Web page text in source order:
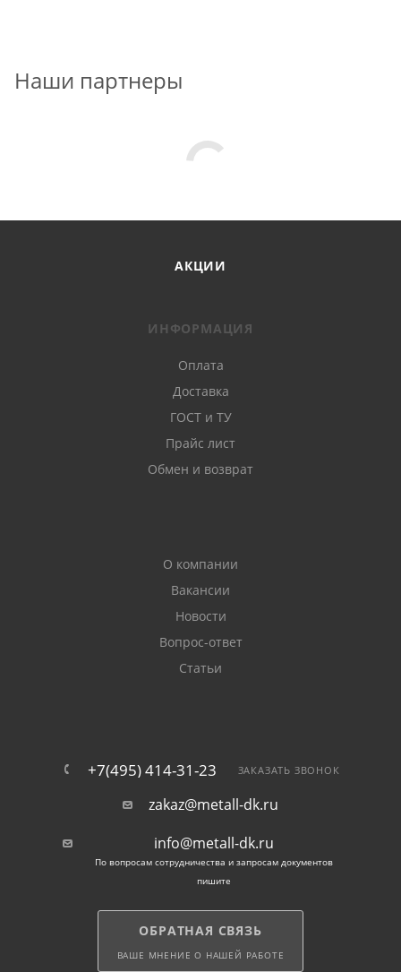
Наши партнеры
АКЦИИ
ИНФОРМАЦИЯ
Оплата
Доставка
ГОСТ и ТУ
Прайс лист
Обмен и возврат
О компании
Вакансии
Новости
Вопрос-ответ
Статьи
+7(495) 414-31-23 ЗАКАЗАТЬ ЗВОНОК
zakaz@metall-dk.ru
info@metall-dk.ru
По вопросам сотрудничества и запросам документов
пишите
ОБРАТНАЯ СВЯЗЬ
ВАШЕ МНЕНИЕ О НАШЕЙ РАБОТЕ